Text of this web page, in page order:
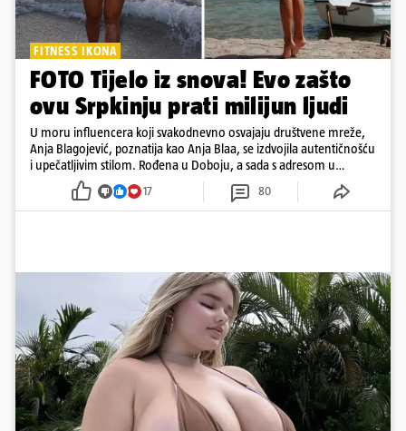
FITNESS IKONA
FOTO Tijelo iz snova! Evo zašto
ovu Srpkinju prati milijun ljudi
U moru influencera koji svakodnevno osvajaju društvene mreže,
Anja Blagojević, poznatija kao Anja Blaa, se izdvojila autentičnošću
i upečatljivim stilom. Rođena u Doboju, a sada s adresom u
Dubaiju, Anja je spoj glamura, discipline i mladenačke energije
17 80